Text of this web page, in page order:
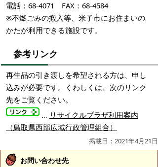
電話：68-4071 FAX：68-4584
※不燃ごみの搬入等、米子市にお住まいの
かたが利用できる施設です。
参考リンク
再生品の引き渡しを希望される方は、申し
込みが必要です。くわしくは、次のリンク
先をご覧ください。
… リサイクルプラザ利用案内
（鳥取県西部広域行政管理組合）
掲載日：2021年4月21日
お問い合わせ先